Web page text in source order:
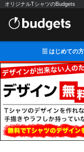
オリジナルTシャツのBudgets
はじめての